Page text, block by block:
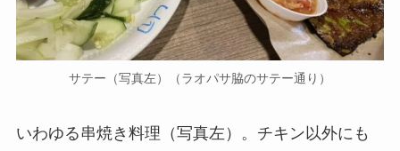
サテー（写真左）（ラオパサ脇のサテー通り）
いわゆる串焼き料理（写真左）。チキン以外にも